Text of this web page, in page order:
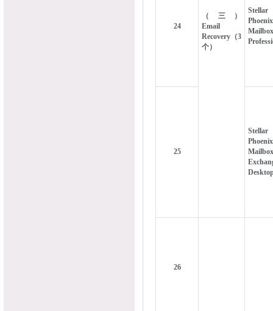
（三）
Email
Recovery（3
个）
24
Stellar
Phoenix
Mailbox
25
Stellar
Phoenix
26